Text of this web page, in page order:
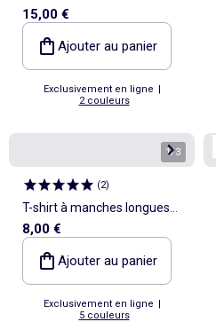
fantaisie
15,00 €
Ajouter au panier
Exclusivement en ligne |
2 couleurs
1/3
(2)
T-shirt à manches longues
en maille côtelée
8,00 €
Ajouter au panier
Exclusivement en ligne |
5 couleurs